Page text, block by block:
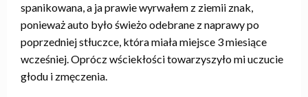
spanikowana, a ja prawie wyrwałem z ziemii znak,
ponieważ auto było świeżo odebrane z naprawy po
poprzedniej stłuczce, która miała miejsce 3 miesiące
wcześniej. Oprócz wściekłości towarzyszyło mi uczucie
głodu i zmęczenia.